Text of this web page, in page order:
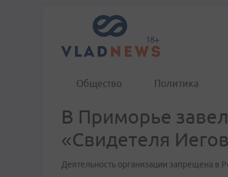
Общество Политика
В Приморье
«Свидетеля
Деятельность организации запрещена в